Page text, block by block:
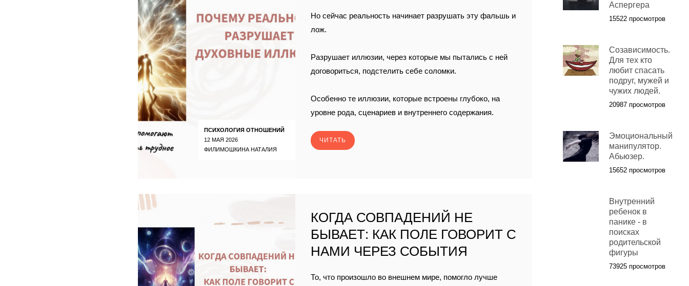
ПСИХОЛОГИЯ ОТНОШЕНИЙ
12 МАЯ 2026
ФИЛИМОШКИНА НАТАЛИЯ
Но сейчас реальность начинает разрушать эту фальшь и
лож.
Разрушает иллюзии, через которые мы пытались с ней
договориться, подстелить себе соломки.
Особенно те иллюзии, которые встроены глубоко, на
уровне рода, сценариев и внутреннего содержания.
ЧИТАТЬ
КОГДА СОВПАДЕНИЙ НЕ
БЫВАЕТ: КАК ПОЛЕ ГОВОРИТ С
НАМИ ЧЕРЕЗ СОБЫТИЯ
То, что произошло во внешнем мире, помогло лучше
Аспергера
15522 просмотров
Созависимость.
Для тех кто
любит спасать
подруг, мужей и
чужих людей.
20987 просмотров
Эмоциональный
манипулятор.
Абьюзер.
15652 просмотров
Внутренний
ребенок в
панике - в
поисках
родительской
фигуры
73925 просмотров